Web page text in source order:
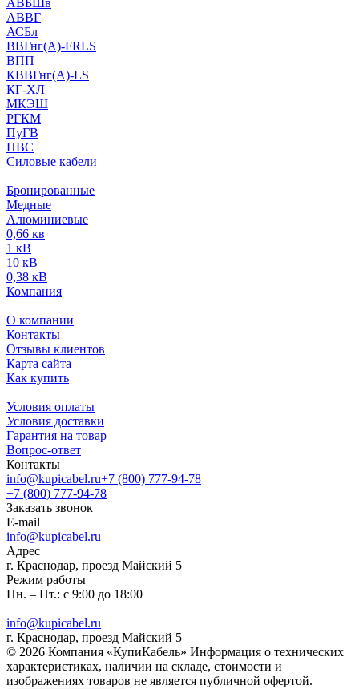
АВБШв
АВВГ
АСБл
ВВГнг(А)-FRLS
ВПП
КВВГнг(А)-LS
КГ-ХЛ
МКЭШ
РГКМ
ПуГВ
ПВС
Силовые кабели
Бронированные
Медные
Алюминиевые
0,66 кв
1 кВ
10 кВ
0,38 кВ
Компания
О компании
Контакты
Отзывы клиентов
Карта сайта
Как купить
Условия оплаты
Условия доставки
Гарантия на товар
Вопрос-ответ
Контакты
info@kupicabel.ru+7 (800) 777-94-78
+7 (800) 777-94-78
Заказать звонок
E-mail
info@kupicabel.ru
Адрес
г. Краснодар, проезд Майский 5
Режим работы
Пн. – Пт.: с 9:00 до 18:00
info@kupicabel.ru
г. Краснодар, проезд Майский 5
© 2026 Компания «КупиКабель» Информация о технических
характеристиках, наличии на складе, стоимости и
изображениях товаров не является публичной офертой.